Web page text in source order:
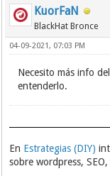
KuorFaN
BlackHat Bronce
04-09-2021, 07:03 PM
Necesito más info
entenderlo.
En Estrategias (DIY)
sobre wordpress,